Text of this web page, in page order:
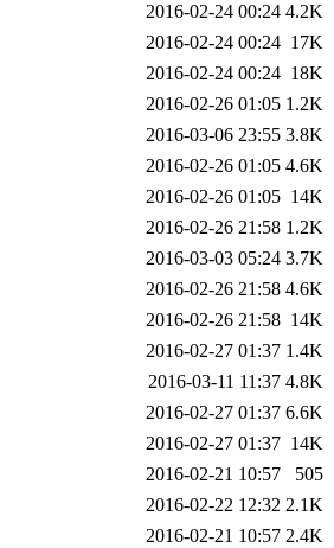
2016-02-24 00:24 4.2K
2016-02-24 00:24 17K
2016-02-24 00:24 18K
2016-02-26 01:05 1.2K
2016-03-06 23:55 3.8K
2016-02-26 01:05 4.6K
2016-02-26 01:05 14K
2016-02-26 21:58 1.2K
2016-03-03 05:24 3.7K
2016-02-26 21:58 4.6K
2016-02-26 21:58 14K
2016-02-27 01:37 1.4K
2016-03-11 11:37 4.8K
2016-02-27 01:37 6.6K
2016-02-27 01:37 14K
2016-02-21 10:57
505
2016-02-22 12:32 2.1K
2016-02-21 10:57 2.4K